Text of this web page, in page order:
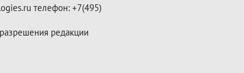
телефон: +7(495)
редакции